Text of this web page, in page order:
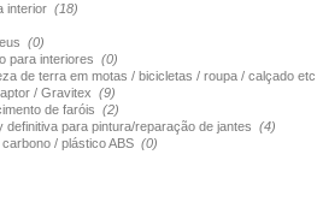
interior (18)
(0)
para interiores (0)
de terra em motas / bicicletas / roupa / calçado etc
/ Gravitex (9)
de faróis (2)
definitiva para pintura/reparação de jantes (4)
/ plástico ABS (0)